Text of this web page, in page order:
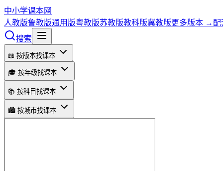
中小学课本网
人教版鲁教版通用版粤教版苏教版教科版冀教版更多版本 → 配
搜索
📖 按版本找课本
🎓 按年级找课本
📚 按科目找课本
🏙️ 按城市找课本